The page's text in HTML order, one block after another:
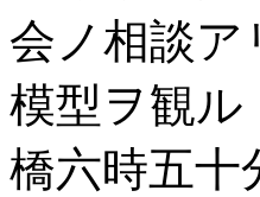
会ノ相談
模型ヲ観
橋六時五